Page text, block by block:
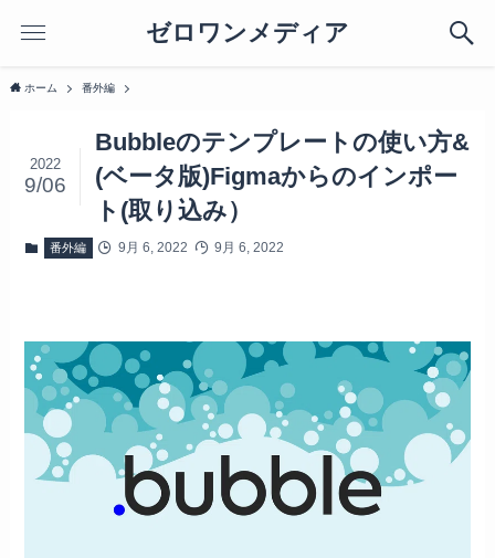
ゼロワンメディア
ホーム 番外編
Bubbleのテンプレートの使い方&
(ベータ版)Figmaからのインポー
ト(取り込み）
2022
9/06
番外編 9月 6, 2022 9月 6, 2022